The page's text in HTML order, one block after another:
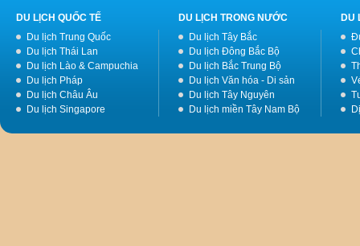
DU LỊCH QUỐC TẾ
Du lịch Trung Quốc
Du lịch Thái Lan
Du lịch Lào & Campuchia
Du lịch Pháp
Du lịch Châu Âu
Du lịch Singapore
DU LỊCH TRONG NƯỚC
Du lịch Tây Bắc
Du lịch Đông Bắc Bộ
Du lịch Bắc Trung Bộ
Du lịch Văn hóa - Di sản
Du lịch Tây Nguyên
Du lịch miền Tây Nam Bộ
DU